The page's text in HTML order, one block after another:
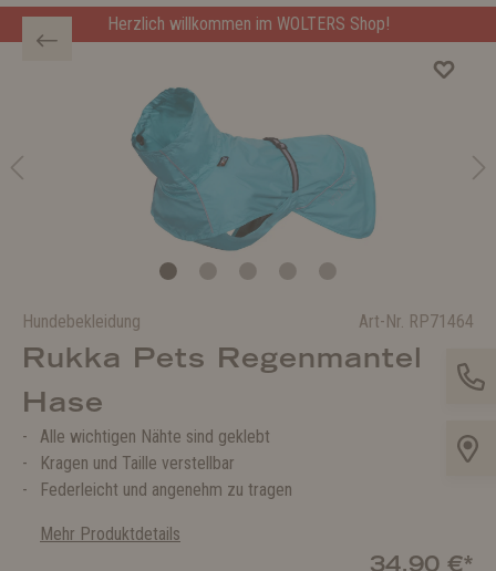
Herzlich willkommen im WOLTERS Shop!
Hundebekleidung Art-Nr. RP71464
Rukka Pets Regenmantel
Hase
Alle wichtigen Nähte sind geklebt
Kragen und Taille verstellbar
Federleicht und angenehm zu tragen
Mehr Produktdetails
34,90 €*